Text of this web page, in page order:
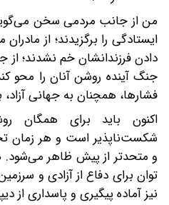
من از جانب مردمی سخن می‌گویم
ایستادگی را برگزیدند؛ از
دادن فرزندانشان خم نشدند؛ از
جنگ آینده روشن آنان را محو
فشارها، همچنان به جهانی آزاد،
اکنون باید برای همگان
شکست‌ناپذیر است و هر زمان
و متحدتر از پیش ظاهر می‌شود.
توان برای دفاع از آزادی و
نیز آماده پیگیری و پاسداری از